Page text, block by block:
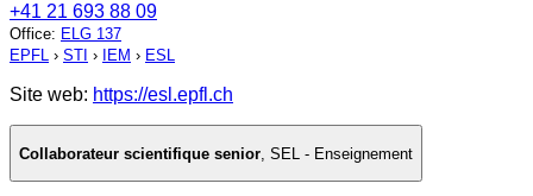
+41 21 693 88 09
Office: ELG 137
EPFL › STI › IEM › ESL
Site web: https://esl.epfl.ch
Collaborateur scientifique senior SEL - Enseignement